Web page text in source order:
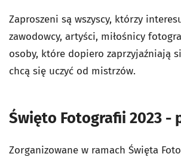
Zaproszeni są wszyscy, którzy
zawodowcy, artyści, miłośnicy
osoby, które dopiero zaprzyjaźniają
chcą się uczyć od mistrzów.
Święto Fotografii 2023 -
Zorganizowane w ramach Święta